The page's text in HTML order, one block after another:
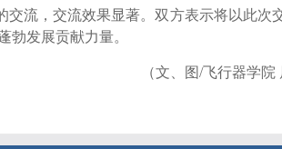
流，交流效果显著。双方表示将以此次
勃发展贡献力量。
（文、图/飞行器学院